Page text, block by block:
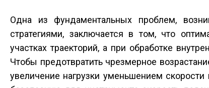
Одна из фундаментальных проблем,
стратегиями, заключается в том, что
участках траекторий, а при обработке
Чтобы предотвратить чрезмерное
увеличение нагрузки уменьшением